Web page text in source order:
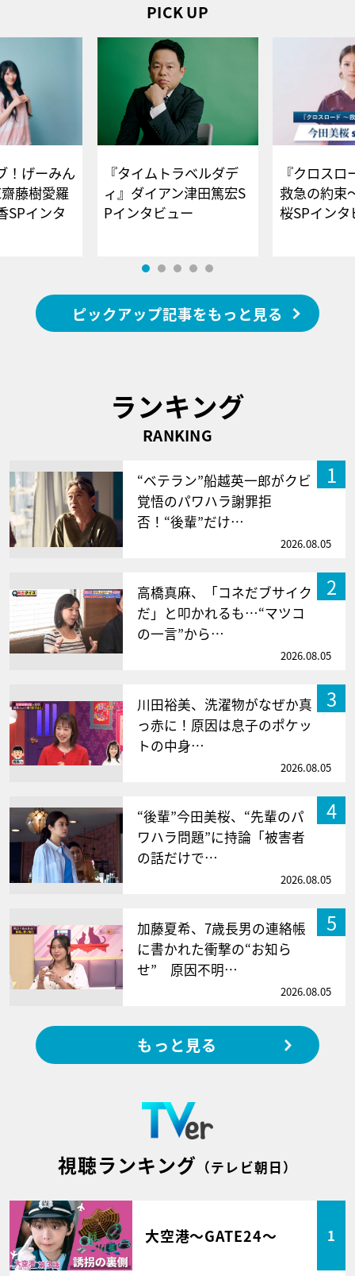
PICK UP
！げーみん
藤樹愛羅
SPインタ
『タイムトラベルダデ
ィ』ダイアン津田篤宏S
Pインタビュー
『クロス
救急の約束
桜SPイ
ピックアップ記事をもっと見る
ランキング
RANKING
1
“ベテラン”船越英一郎がクビ
覚悟のパワハラ謝罪拒
否！“後輩”だけ…
2026.08.05
2
高橋真麻、「コネだブサイク
だ」と叩かれるも…“マツコ
の一言”から…
2026.08.05
3
川田裕美、洗濯物がなぜか真
っ赤に！原因は息子のポケッ
トの中身…
2026.08.05
4
“後輩”今田美桜、“先輩のパ
ワハラ問題”に持論「被害者
の話だけで…
2026.08.05
5
加藤夏希、7歳長男の連絡帳
に書かれた衝撃の“お知ら
せ” 原因不明…
2026.08.05
もっと見る
視聴ランキング （テレビ朝日）
大空港～GATE24～ 1